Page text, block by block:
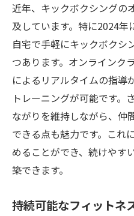
初心者から上級
年齢を問わない
多文化共生社会
地域コミュニテ
次世代の育成と
未来のフィット
近年、キックボクシングの
及しています。特に2024年
自宅で手軽にキックボクシ
つあります。オンラインク
によるリアルタイムの指導
トレーニングが可能です。
ながりを維持しながら、仲
できる点も魅力です。これ
めることができ、続けやす
築できます。
持続可能なフィットネ